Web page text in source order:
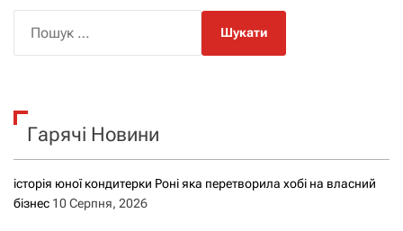
к
Гарячі Новини
історія юної кондитерки Роні яка перетворила хобі на власний
бізнес 10 Серпня, 2026